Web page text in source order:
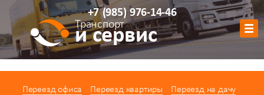
+7(985) 976-14-46
Транспорт
и сервис
Обратный звонок
Переезд офиса Переезд квартиры
Переезд на дачу